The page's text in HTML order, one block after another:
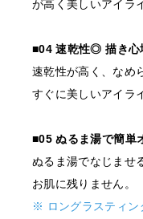
が高く美しいアイラ
■04 速乾性◎ 描き心
速乾性が高く、なめ
すぐに美しいアイラ
■05 ぬるま湯で簡単
ぬるま湯でなじませ
お肌に残りません。
※ ロングラスティン